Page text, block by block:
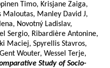
Timo, Krisjane Zaiga,
Maloutas, Manley David J,
Novotný Ladislav,
Sergio, Ribardière Antonine,
Maciej, Spyrellis Stavros,
Wouter, Wessel Terje,
Study of Socio-